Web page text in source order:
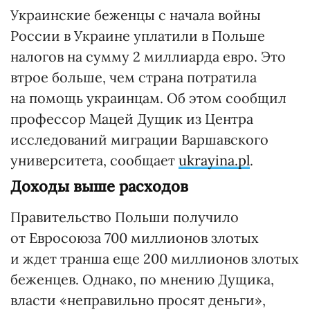
Украинские беженцы с начала войны
России в Украине уплатили в Польше
налогов на сумму 2 миллиарда евро. Это
втрое больше, чем страна потратила
на помощь украинцам. Об этом сообщил
профессор Мацей Дущик из Центра
исследований миграции Варшавского
университета, сообщает ukrayina.pl.
Доходы выше расходов
Правительство Польши получило
от Евросоюза 700 миллионов злотых
и ждет транша еще 200 миллионов злотых
беженцев. Однако, по мнению Дущика,
власти «неправильно просят деньги»,